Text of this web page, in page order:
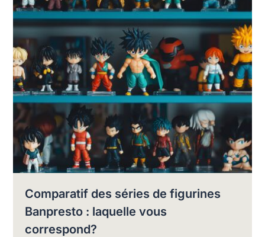
Comparatif des séries de figurines
Banpresto : laquelle vous
correspond?